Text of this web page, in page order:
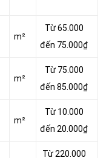
m²
Từ 65.000
đến 75.000₫
m²
Từ 75.000
đến 85.000₫
m²
Từ 10.000
đến 20.000₫
Từ 220.000